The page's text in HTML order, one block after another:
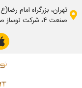
تهران، بزرگراه امام
صنعت 4، شرکت نوساز صنعت رسپینا